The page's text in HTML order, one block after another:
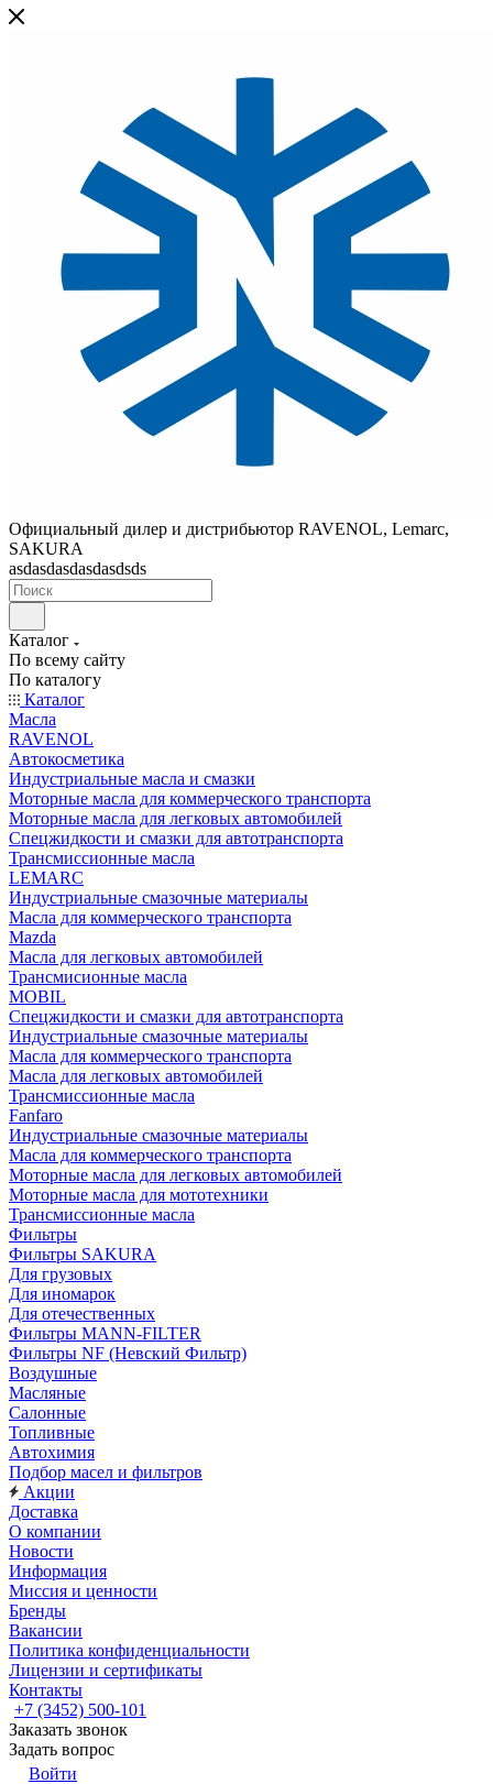
Официальный дилер и дистрибьютор RAVENOL, Lemarc,
SAKURA
asdasdasdasdasdsds
Каталог
По всему сайту
По каталогу
Каталог
Масла
RAVENOL
Автокосметика
Индустриальные масла и смазки
Моторные масла для коммерческого транспорта
Моторные масла для легковых автомобилей
Спецжидкости и смазки для автотранспорта
Трансмиссионные масла
LEMARC
Индустриальные смазочные материалы
Масла для коммерческого транспорта
Mazda
Масла для легковых автомобилей
Трансмисионные масла
MOBIL
Cпецжидкости и смазки для автотранспорта
Индустриальные смазочные материалы
Масла для коммерческого транспорта
Масла для легковых автомобилей
Трансмиссионные масла
Fanfaro
Индустриальные смазочные материалы
Масла для коммерческого транспорта
Моторные масла для легковых автомобилей
Моторные масла для мототехники
Трансмиссионные масла
Фильтры
Фильтры SAKURA
Для грузовых
Для иномарок
Для отечественных
Фильтры MANN-FILTER
Фильтры NF (Невский Фильтр)
Воздушные
Масляные
Салонные
Топливные
Автохимия
Подбор масел и фильтров
Акции
Доставка
О компании
Новости
Информация
Миссия и ценности
Бренды
Вакансии
Политика конфиденциальности
Лицензии и сертификаты
Контакты
+7 (3452) 500-101
Заказать звонок
Задать вопрос
Войти